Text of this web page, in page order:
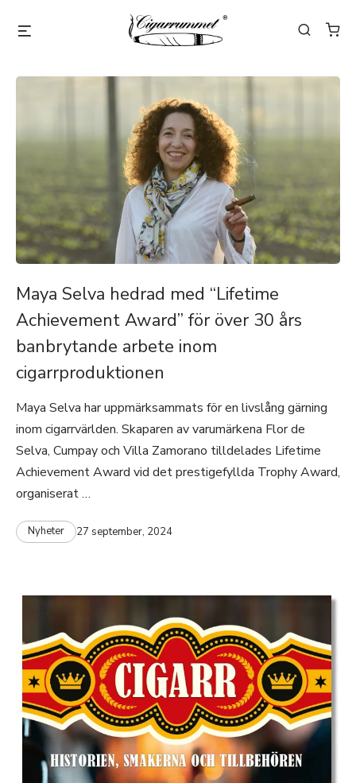
Maya Selva hedrad med “Lifetime
Achievement Award” för över 30 års
banbrytande arbete inom
cigarrproduktionen
Maya Selva har uppmärksammats för en livslång gärning
inom cigarrvärlden. Skaparen av varumärkena Flor de
Selva, Cumpay och Villa Zamorano tilldelades Lifetime
Achievement Award vid det prestigefyllda Trophy Award,
organiserat …
Nyheter 27 september, 2024